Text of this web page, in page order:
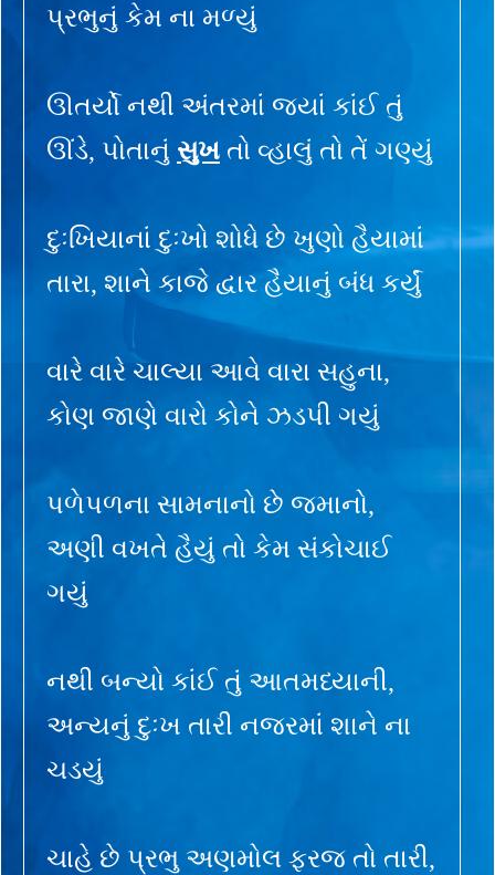
પ્રભુનું કેમ ના મળ્યું
ઊતર્યો નથી અંતરમાં જ્યાં કાંઈ તું
ઊંડે, પોતાનું સુખ તો વ્હાલું તો તેં ગણ્યું
દુઃખિયાનાં દુઃખો શોધે છે ખુણો હૈયામાં
તારા, શાને કાજે દ્વાર હૈયાનું બંધ કર્યું
વારે વારે ચાલ્યા આવે વારા સહુના,
કોણ જાણે વારો કોને ઝડપી ગયું
પળેપળના સામનાનો છે જમાનો,
અણી વખતે હૈયું તો કેમ સંકોચાઈ
ગયું
નથી બન્યો કાંઈ તું આતમધ્યાની,
અન્યનું દુઃખ તારી નજરમાં શાને ના
ચડયું
ચાહે છે પ્રભુ અણમોલ ફરજ તો તારી,